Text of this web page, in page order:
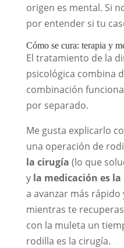
origen es mental. Si
por entender si tu
Cómo se cura: terapia y
El tratamiento de la
psicológica combina
combinación
por separado.
Me gusta explicarlo
una operación de
la cirugía (lo que
y la medicación es
a avanzar más
mientras te
con la muleta un
rodilla es la cirugía.